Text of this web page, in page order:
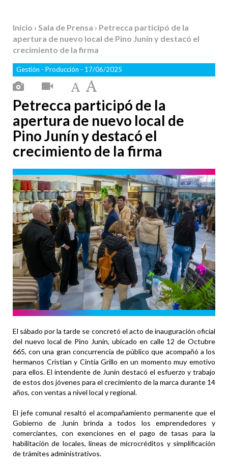
Inicio › Sala de Prensa › Petrecca participó de la
apertura de nuevo local de Pino Junín y destacó el
crecimiento de la firma
Gestión - Producción - 17/06/2025
Petrecca participó de la
apertura de nuevo local de
Pino Junín y destacó el
crecimiento de la firma
El sábado por la tarde se concretó el acto de inauguración oficial
del nuevo local de Pino Junín, ubicado en calle 12 de Octubre
665, con una gran concurrencia de público que acompañó a los
hermanos Cristian y Cintia Grillo en un momento muy emotivo
para ellos. El intendente de Junín destacó el esfuerzo y trabajo
de estos dos jóvenes para el crecimiento de la marca durante 14
años, con ventas a nivel local y regional.
El jefe comunal resaltó el acompañamiento permanente que el
Gobierno de Junín brinda a todos los emprendedores y
comerciantes, con exenciones en el pago de tasas para la
habilitación de locales, líneas de microcréditos y simplificación
de trámites administrativos.